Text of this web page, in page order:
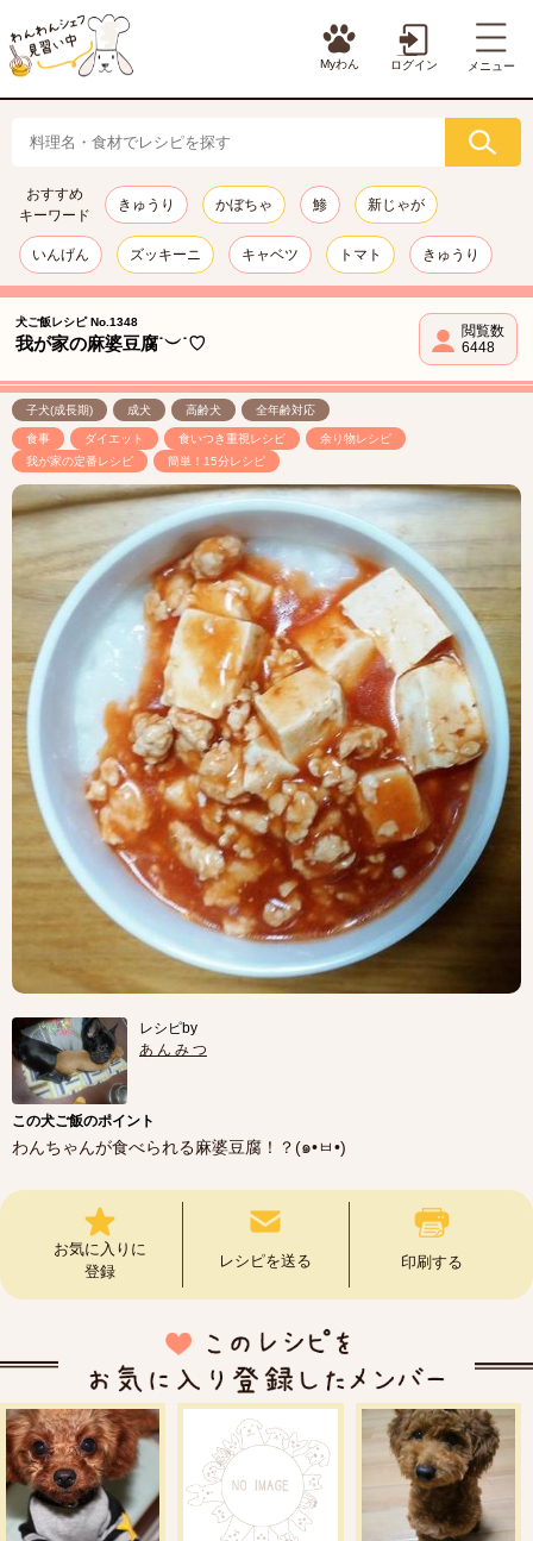
Myわん ログイン メニュー
おすすめ
キーワード
きゅうり かぼちゃ 鯵 新じゃが
いんげん ズッキーニ キャベツ トマト きゅうり
犬ご飯レシピ No.1348
我が家の麻婆豆腐˙︶˙♡
閲覧数
6448
子犬(成長期) 成犬 高齢犬 全年齢対応
食事 ダイエット 食いつき重視レシピ
余り物レシピ
我が家の定番レシピ
簡単！15分レシピ
レシピby
あ ん み つ
この犬ご飯のポイント
わんちゃんが食べられる麻婆豆腐！？(๑•ㅂ•)
お気に入りに
登録
レシピを送る 印刷する